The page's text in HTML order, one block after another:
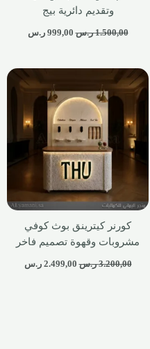
وتقديم دائرية بيج
1.500,00 ر.س 999,00 ر.س
كورنر كيترينق بوث كوفي
مشروبات وقهوة تصميم فاخر
3.200,00 ر.س 2.499,00 ر.س